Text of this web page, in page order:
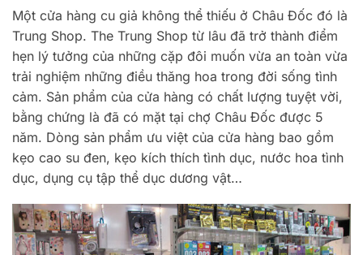
Một cửa hàng cu giả không thể thiếu ở Châu Đốc đó là
Trung Shop. The Trung Shop từ lâu đã trở thành điểm
hẹn lý tưởng của những cặp đôi muốn vừa an toàn vừa
trải nghiệm những điều thăng hoa trong đời sống tình
cảm. Sản phẩm của cửa hàng có chất lượng tuyệt vời,
bằng chứng là đã có mặt tại chợ Châu Đốc được 5
năm. Dòng sản phẩm ưu việt của cửa hàng bao gồm
kẹo cao su đen, kẹo kích thích tình dục, nước hoa tình
dục, dụng cụ tập thể dục dương vật…